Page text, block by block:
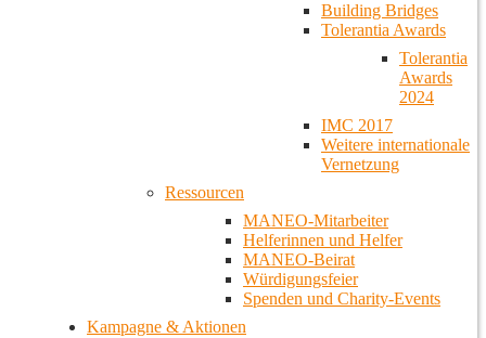
Building Bridges
Tolerantia Awards
Tolerantia
Awards
2024
IMC 2017
Weitere internationale
Vernetzung
Ressourcen
MANEO-Mitarbeiter
Helferinnen und Helfer
MANEO-Beirat
Würdigungsfeier
Spenden und Charity-Events
Kampagne & Aktionen